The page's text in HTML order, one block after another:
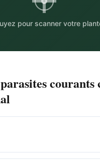
pour scanner votre
courants